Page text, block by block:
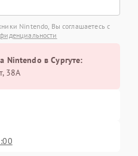
Nintendo, Вы соглашаетесь с
Nintendo в Сургуте:
38А